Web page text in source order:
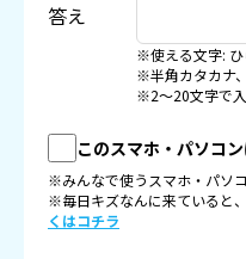
答え
※使える文字:
※半角カタカナ
※2〜20文字で
このスマホ・パソコ
※みんなで使うスマホ・パソ
※毎日キズなんに来ていると
くはコチラ